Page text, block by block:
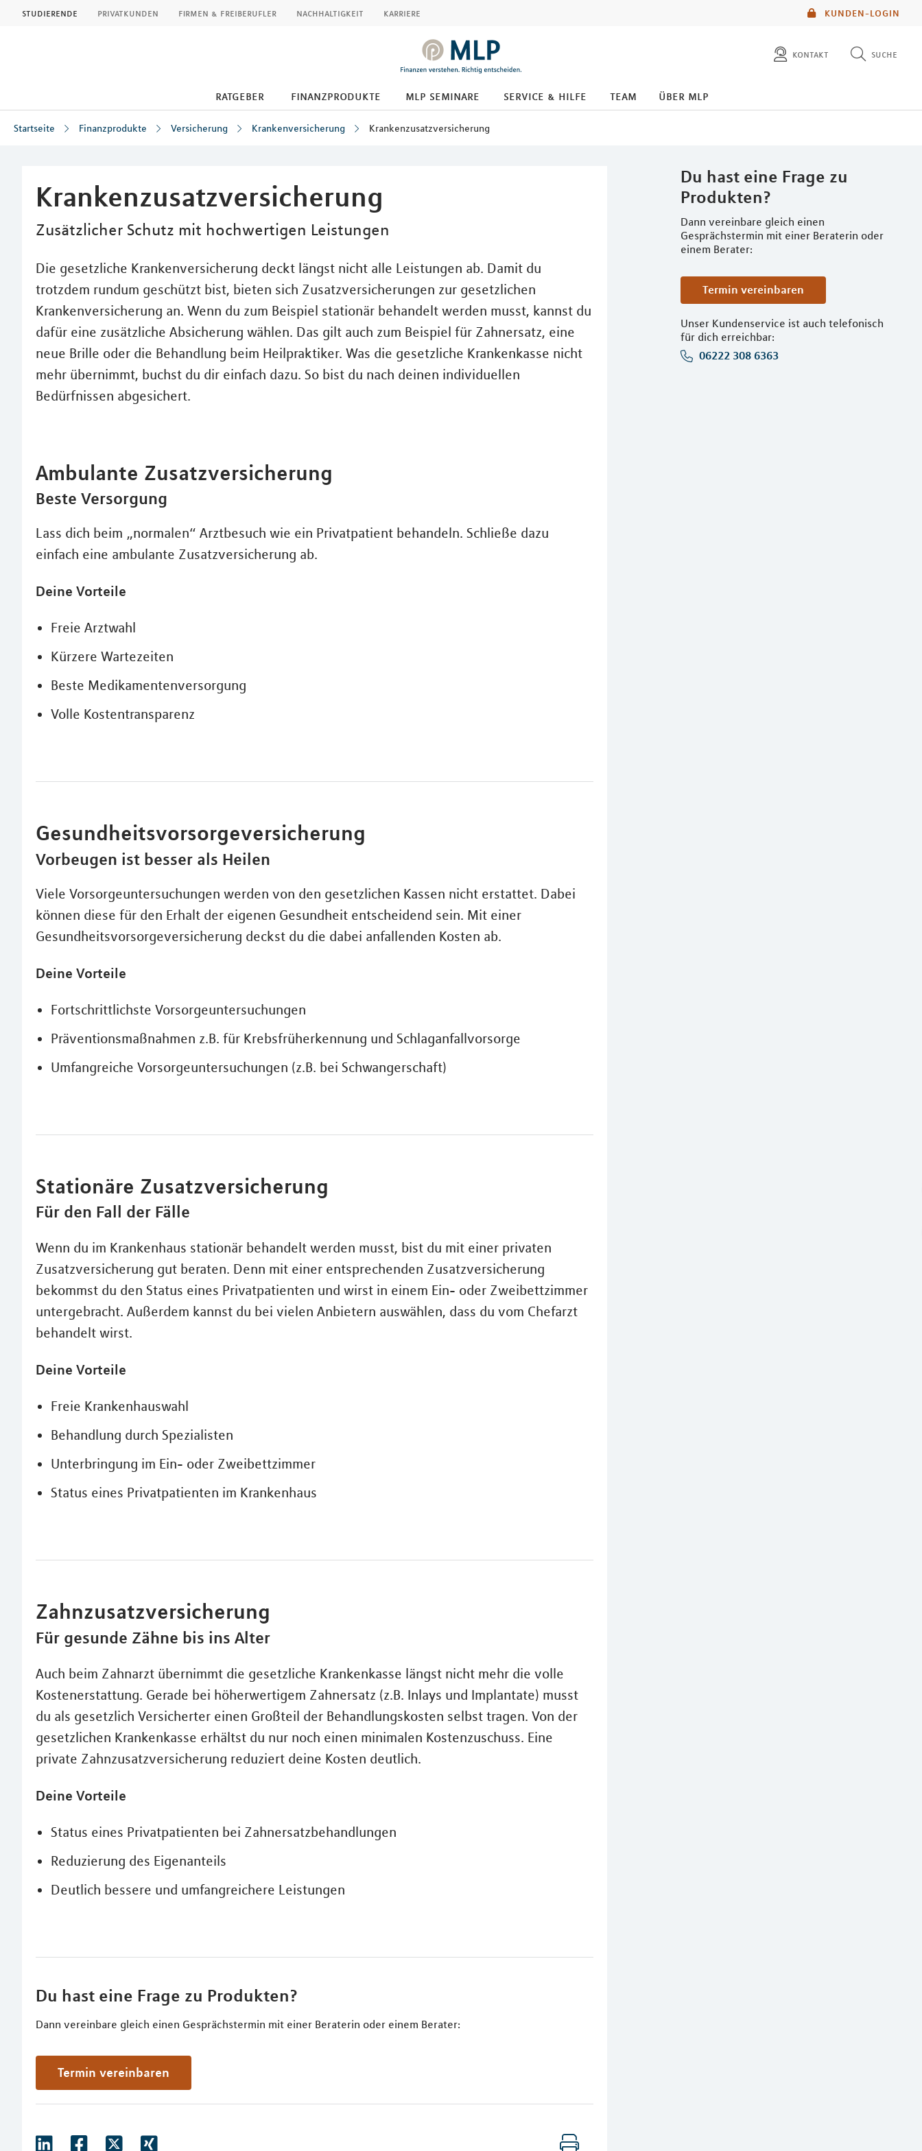
KUNDEN-LOGIN
studierende privatkunden firmen & freiberufler nachhaltigkeit karriere
kontakt suche
ratgeber finanzprodukte mlp seminare service & hilfe team über mlp
Startseite Finanzprodukte Versicherung Krankenversicherung Krankenzusatzversicherung
Krankenzusatzversicherung
Zusätzlicher Schutz mit hochwertigen Leistungen
Die gesetzliche Krankenversicherung deckt längst nicht alle Leistungen ab. Damit du
trotzdem rundum geschützt bist, bieten sich Zusatzversicherungen zur gesetzlichen
Krankenversicherung an. Wenn du zum Beispiel stationär behandelt werden musst, kannst du
dafür eine zusätzliche Absicherung wählen. Das gilt auch zum Beispiel für Zahnersatz, eine
neue Brille oder die Behandlung beim Heilpraktiker. Was die gesetzliche Krankenkasse nicht
mehr übernimmt, buchst du dir einfach dazu. So bist du nach deinen individuellen
Bedürfnissen abgesichert.
Du hast eine Frage zu
Produkten?
Dann vereinbare gleich einen
Gesprächstermin mit einer Beraterin oder
einem Berater:
Termin vereinbaren
Unser Kundenservice ist auch telefonisch
für dich erreichbar:
06222 308 6363
Ambulante Zusatzversicherung
Beste Versorgung
Lass dich beim „normalen“ Arztbesuch wie ein Privatpatient behandeln. Schließe dazu
einfach eine ambulante Zusatzversicherung ab.
Deine Vorteile
Freie Arztwahl
Kürzere Wartezeiten
Beste Medikamentenversorgung
Volle Kostentransparenz
Gesundheitsvorsorgeversicherung
Vorbeugen ist besser als Heilen
Viele Vorsorgeuntersuchungen werden von den gesetzlichen Kassen nicht erstattet. Dabei
können diese für den Erhalt der eigenen Gesundheit entscheidend sein. Mit einer
Gesundheitsvorsorgeversicherung deckst du die dabei anfallenden Kosten ab.
Deine Vorteile
Fortschrittlichste Vorsorgeuntersuchungen
Präventionsmaßnahmen z.B. für Krebsfrüherkennung und Schlaganfallvorsorge
Umfangreiche Vorsorgeuntersuchungen (z.B. bei Schwangerschaft)
Stationäre Zusatzversicherung
Für den Fall der Fälle
Wenn du im Krankenhaus stationär behandelt werden musst, bist du mit einer privaten
Zusatzversicherung gut beraten. Denn mit einer entsprechenden Zusatzversicherung
bekommst du den Status eines Privatpatienten und wirst in einem Ein- oder Zweibettzimmer
untergebracht. Außerdem kannst du bei vielen Anbietern auswählen, dass du vom Chefarzt
behandelt wirst.
Deine Vorteile
Freie Krankenhauswahl
Behandlung durch Spezialisten
Unterbringung im Ein- oder Zweibettzimmer
Status eines Privatpatienten im Krankenhaus
Zahnzusatzversicherung
Für gesunde Zähne bis ins Alter
Auch beim Zahnarzt übernimmt die gesetzliche Krankenkasse längst nicht mehr die volle
Kostenerstattung. Gerade bei höherwertigem Zahnersatz (z.B. Inlays und Implantate) musst
du als gesetzlich Versicherter einen Großteil der Behandlungskosten selbst tragen. Von der
gesetzlichen Krankenkasse erhältst du nur noch einen minimalen Kostenzuschuss. Eine
private Zahnzusatzversicherung reduziert deine Kosten deutlich.
Deine Vorteile
Status eines Privatpatienten bei Zahnersatzbehandlungen
Reduzierung des Eigenanteils
Deutlich bessere und umfangreichere Leistungen
Du hast eine Frage zu Produkten?
Dann vereinbare gleich einen Gesprächstermin mit einer Beraterin oder einem Berater:
Termin vereinbaren